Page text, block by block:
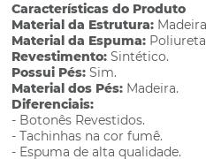
Características do Produto
Material da Estrutura:
Material da Espuma:
Revestimento: Sintético.
Possui Pés: Sim.
Material dos Pés: Madeira.
Diferenciais:
- Botonês Revestidos.
- Tachinhas na cor fumê.
- Espuma de alta qualidade.